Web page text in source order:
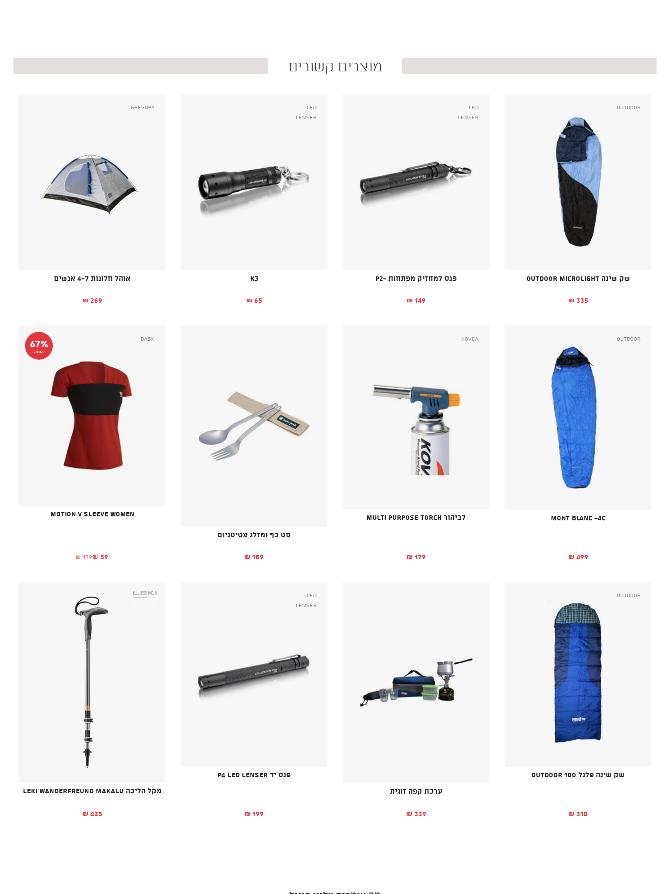
מוצרים קשורים
Outdoor
שק שינה OUTDOOR Microlight
₪ 335
Led
Lenser
פנס למחזיק מפתחות -P2
₪ 149
Led
Lenser
K3
₪ 65
Gregory
אוהל חלונות ל-4 אנשים
₪ 269
Outdoor
Mont Blanc -4C
₪ 499
Kovea
לביהור MULTI PURPOSE TORCH
₪ 179
סט כף ומזלג מטיטניום
₪ 189
67%
הנחה
Bask
Motion V Sleeve Women
₪ 179
המחיר המקורי היה: ₪179.₪ 59 המחיר הנוכחי הוא: ₪59.
Outdoor
שק שינה פלנל Outdoor 100
₪ 310
ערכת קפה זוגית
₪ 339
Led
Lenser
פנס יד P4 LED LENSER
₪ 199
מקל הליכה LEKI WANDERFREUND MAKALU
₪ 425